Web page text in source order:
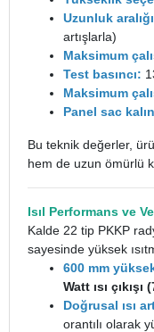
Uzunluk
artışlarla)
Maksimum
Test basıncı:
Maksimum
Panel sac
Bu teknik değerler,
hem de uzun ömürlü
Isıl Performans ve
Kalde 22 tip PKKP
sayesinde yüksek
600 mm
Watt ısı çıkışı
Doğrusal ısı
orantılı olarak